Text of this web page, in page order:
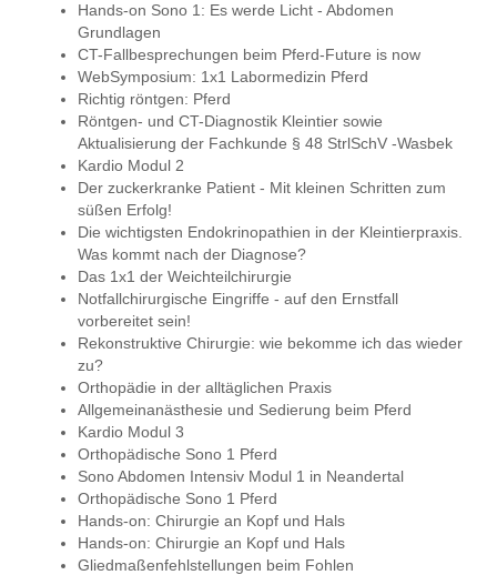
Hands-on Sono 1: Es werde Licht - Abdomen
Grundlagen
CT-Fallbesprechungen beim Pferd-Future is now
WebSymposium: 1x1 Labormedizin Pferd
Richtig röntgen: Pferd
Röntgen- und CT-Diagnostik Kleintier sowie
Aktualisierung der Fachkunde § 48 StrlSchV -Wasbek
Kardio Modul 2
Der zuckerkranke Patient - Mit kleinen Schritten zum
süßen Erfolg!
Die wichtigsten Endokrinopathien in der Kleintierpraxis.
Was kommt nach der Diagnose?
Das 1x1 der Weichteilchirurgie
Notfallchirurgische Eingriffe - auf den Ernstfall
vorbereitet sein!
Rekonstruktive Chirurgie: wie bekomme ich das wieder
zu?
Orthopädie in der alltäglichen Praxis
Allgemeinanästhesie und Sedierung beim Pferd
Kardio Modul 3
Orthopädische Sono 1 Pferd
Sono Abdomen Intensiv Modul 1 in Neandertal
Orthopädische Sono 1 Pferd
Hands-on: Chirurgie an Kopf und Hals
Hands-on: Chirurgie an Kopf und Hals
Gliedmaßenfehlstellungen beim Fohlen